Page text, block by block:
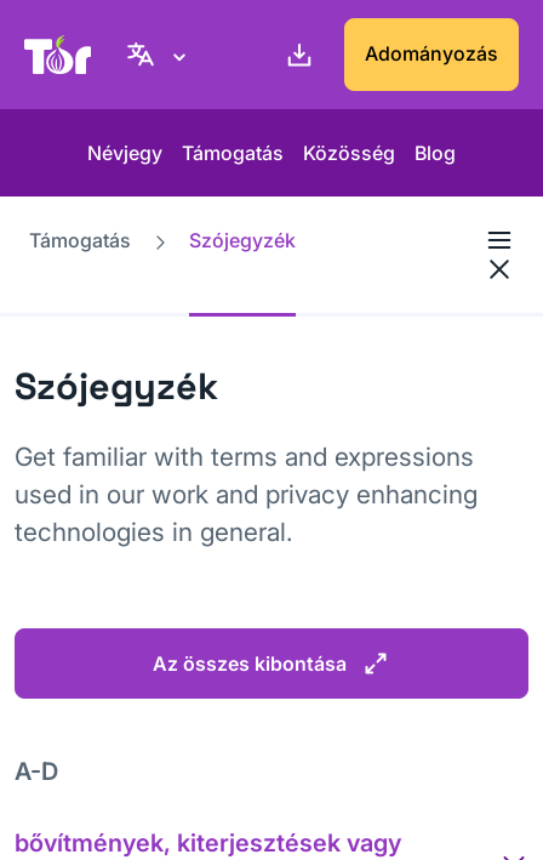
Tor Projekt weboldal Adományozás
Névjegy Támogatás Közösség Blog
Támogatás Szójegyzék
Szójegyzék
Get familiar with terms and expressions
used in our work and privacy enhancing
technologies in general.
Az összes kibontása
A-D
bővítmények, kiterjesztések vagy